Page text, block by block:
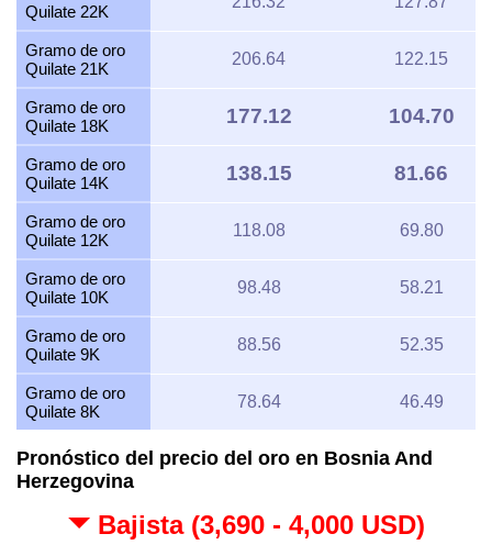
Quilate 22K
Gramo de oro
Quilate 21K
206.64 122.15
Gramo de oro
Quilate 18K
177.12 104.70
Gramo de oro
Quilate 14K
138.15 81.66
Gramo de oro
Quilate 12K
118.08 69.80
Gramo de oro
Quilate 10K
98.48 58.21
Gramo de oro
Quilate 9K
88.56 52.35
Gramo de oro
Quilate 8K
78.64 46.49
Pronóstico del precio del oro en Bosnia And
Herzegovina
Bajista (3,690 - 4,000 USD)